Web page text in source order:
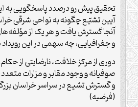
تحقیق پیش رو درصدد پاسخگویی
آیین تشیّع چگونه به نواحی شرقی
آنجا گسترش یافت و هر یک از
و جغرافیایی، چه سهمی در این
دوری از مرکز خلافت، نارضایتی از
صوفیانه و وجود مقابر و مزارات
و گسترش تشیع در سراسر خراسان
(فرضیه)